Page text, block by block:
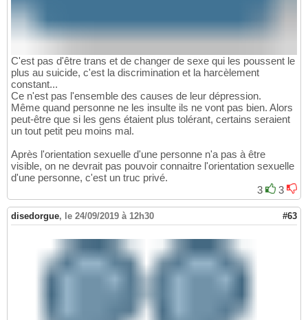
C'est pas d'être trans et de changer de sexe qui les poussent le
plus au suicide, c'est la discrimination et la harcèlement
constant...
Ce n'est pas l'ensemble des causes de leur dépression.
Même quand personne ne les insulte ils ne vont pas bien. Alors
peut-être que si les gens étaient plus tolérant, certains seraient
un tout petit peu moins mal.
Après l'orientation sexuelle d'une personne n'a pas à être
visible, on ne devrait pas pouvoir connaitre l'orientation sexuelle
d'une personne, c'est un truc privé.
3
3
disedorgue, le 24/09/2019 à 12h30 #63